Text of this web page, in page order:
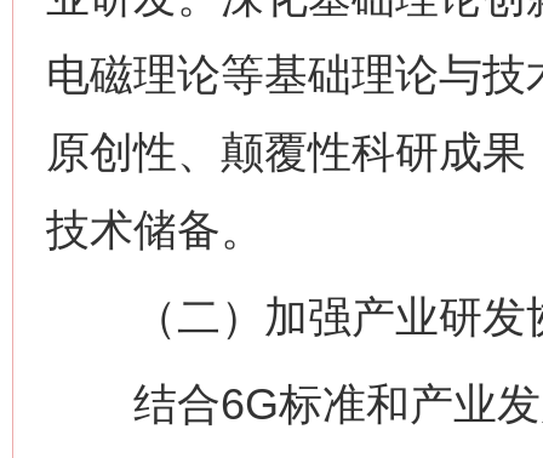
电磁理论等基础理论与
原创性、颠覆性科研成
技术储备。
（二）加强产业研发
结合6G标准和产业发